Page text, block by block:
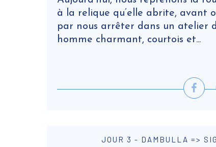
à la relique qu’elle abrite, avant
par nous arrêter dans un atelier
homme charmant, courtois et...
JOUR 3 - DAMBULLA =>